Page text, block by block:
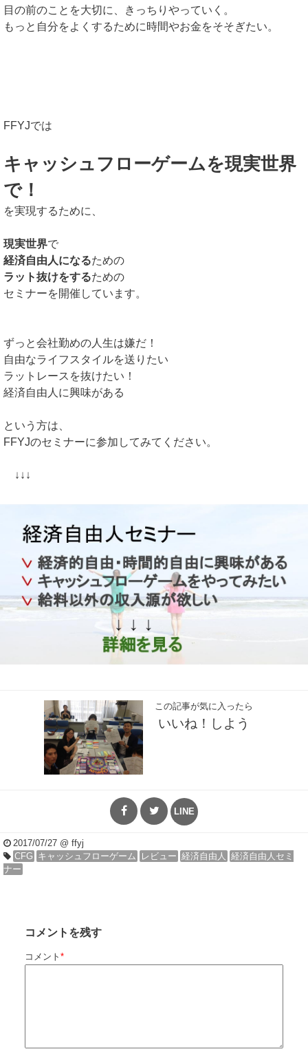
目の前のことを大切に、きっちりやっていく。
もっと自分をよくするために時間やお金をそそぎたい。
FFYJでは
キャッシュフローゲームを現実世界
で！
を実現するために、
現実世界で
経済自由人になるための
ラット抜けをするための
セミナーを開催しています。
ずっと会社勤めの人生は嫌だ！
自由なライフスタイルを送りたい
ラットレースを抜けたい！
経済自由人に興味がある
という方は、
FFYJのセミナーに参加してみてください。
↓↓↓
この記事が気に入ったら
いいね！しよう
LINE
2017/07/27 @ ffyj
CFG キャッシュフローゲーム レビュー 経済自由人 経済自由人セミ
ナー
コメントを残す
コメント *